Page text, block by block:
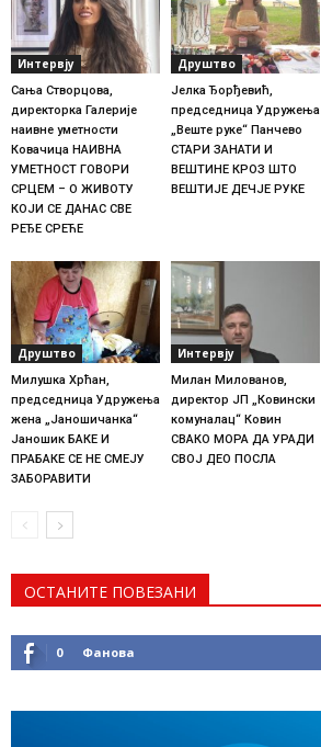
Интервју
Сања Створцова,
директорка Галерије
наивне уметности
Ковачица НАИВНА
УМЕТНОСТ ГОВОРИ
СРЦЕМ – О ЖИВОТУ
КОЈИ СЕ ДАНАС СВЕ
РЕЂЕ СРЕЋЕ
Друштво
Јелка Ђорђевић,
председница Удружења
„Веште руке“ Панчево
СТАРИ ЗАНАТИ И
ВЕШТИНЕ КРОЗ ШТО
ВЕШТИЈЕ ДЕЧЈЕ РУКЕ
Друштво
Милушка Хрћан,
председница Удружења
жена „Јаношичанка“
Јаношик БАКЕ И
ПРАБАКЕ СЕ НЕ СМЕЈУ
ЗАБОРАВИТИ
Интервју
Милан Милованов,
директор ЈП „Ковински
комуналац“ Ковин
СВАКО МОРА ДА УРАДИ
СВОЈ ДЕО ПОСЛА
ОСТАНИТЕ ПОВЕЗАНИ
0 Фанова